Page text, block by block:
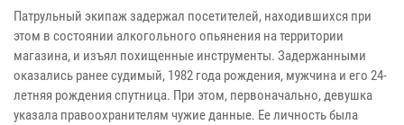
Патрульный экипаж задержал посетителей, находившихся при
этом в состоянии алкогольного опьянения на территории
магазина, и изъял похищенные инструменты. Задержанными
оказались ранее судимый, 1982 года рождения, мужчина и его 24-
летняя рождения спутница. При этом, первоначально, девушка
указала правоохранителям чужие данные. Ее личность была